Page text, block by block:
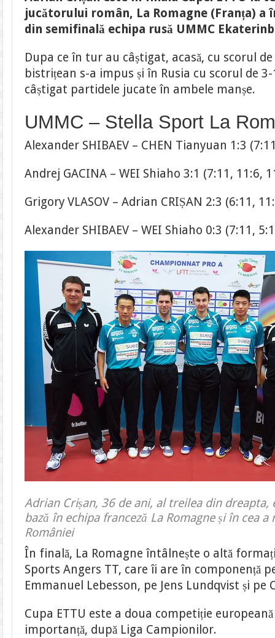
finala
Cupei
ETTU
de
masă
jucătorului român, La Romagne (Franța) a
din semifinală echipa rusă UMMC
Dupa ce în tur au câștigat, acasă, cu scorul
bistrițean s-a impus și în Rusia cu scorul de 3-
câștigat partidele jucate în ambele manșe.
UMMC – Stella Sport La
Alexander SHIBAEV – CHEN Tianyuan 1:3
Andrej GACINA – WEI Shiaho 3:1 (7:11, 11:6,
Grigory VLASOV – Adrian CRIȘAN 2:3 (6:11,
Alexander SHIBAEV – WEI Shiaho 0:3 (7:11,
Adrian Crișan, 36 de ani, al treilea din dreapta,
bază în echipa franceză La Romagne și în cea a
României
În finală, La Romagne întâlnește o altă
Sports Angers TT, care îi are în componență
Emmanuel Lebesson, pe Jens Lundqvist și pe
Cupa ETTU este a doua competiție
importanță, după Liga Campionilor.